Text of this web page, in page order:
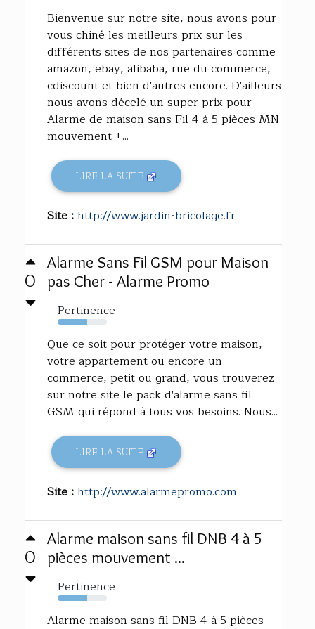
Bienvenue sur notre site, nous avons pour
vous chiné les meilleurs prix sur les
différents sites de nos partenaires comme
amazon, ebay, alibaba, rue du commerce,
cdiscount et bien d'autres encore. D'ailleurs
nous avons décelé un super prix pour
Alarme de maison sans Fil 4 à 5 pièces MN
mouvement +...
LIRE LA SUITE
Site :http://www.jardin-bricolage.fr
0
Alarme Sans Fil GSM pour Maison
pas Cher - Alarme Promo
Pertinence
60%
Que ce soit pour protéger votre maison,
votre appartement ou encore un
commerce, petit ou grand, vous trouverez
sur notre site le pack d'alarme sans fil
GSM qui répond à tous vos besoins. Nous...
LIRE LA SUITE
Site :http://www.alarmepromo.com
0
Alarme maison sans fil DNB 4 à 5
pièces mouvement ...
Pertinence
60%
Alarme maison sans fil DNB 4 à 5 pièces